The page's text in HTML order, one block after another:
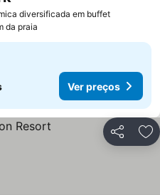
diversificada em buffetVer
Ver preços
da praia
Ver preços
Partilhar